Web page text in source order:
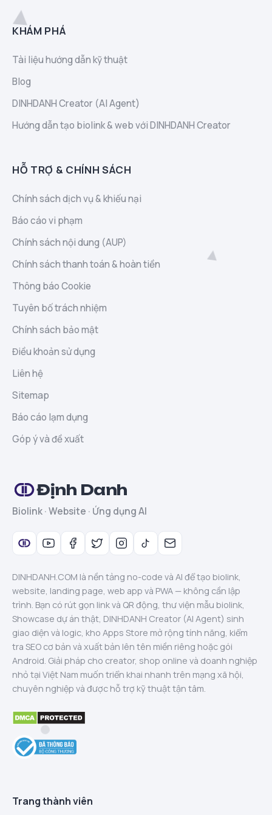
KHÁM PHÁ
Tài liệu hướng dẫn kỹ thuật
Blog
DINHDANH Creator (AI Agent)
Hướng dẫn tạo biolink & web với DINHDANH Creator
HỖ TRỢ & CHÍNH SÁCH
Chính sách dịch vụ & khiếu nại
Báo cáo vi phạm
Chính sách nội dung (AUP)
Chính sách thanh toán & hoàn tiền
Thông báo Cookie
Tuyên bố trách nhiệm
Chính sách bảo mật
Điều khoản sử dụng
Liên hệ
Sitemap
Báo cáo lạm dụng
Góp ý và đề xuất
Định Danh
Biolink · Website · Ứng dụng AI
DINHDANH.COM là nền tảng no-code và AI để tạo biolink,
website, landing page, web app và PWA — không cần lập
trình. Bạn có rút gọn link và QR động, thư viện mẫu biolink,
Showcase dự án thật, DINHDANH Creator (AI Agent) sinh
giao diện và logic, kho Apps Store mở rộng tính năng, kiểm
tra SEO cơ bản và xuất bản lên tên miền riêng hoặc gói
Android. Giải pháp cho creator, shop online và doanh nghiệp
nhỏ tại Việt Nam muốn triển khai nhanh trên mạng xã hội,
chuyên nghiệp và được hỗ trợ kỹ thuật tận tâm.
Trang thành viên